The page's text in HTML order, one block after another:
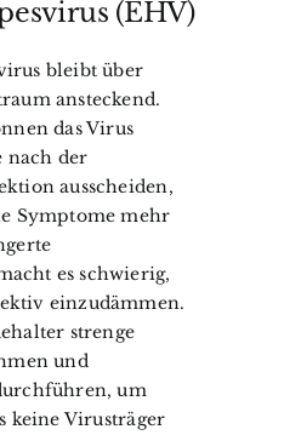
(EHV)
bleibt über
ansteckend.
das Virus
nach der
ausscheiden,
Symptome mehr
es schwierig,
einzudämmen.
strenge
und
um
keine Virusträger